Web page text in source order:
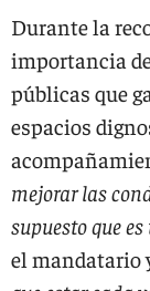
Durante la
importancia
públicas que
espacios
mejorar las
supuesto que
el mandatario